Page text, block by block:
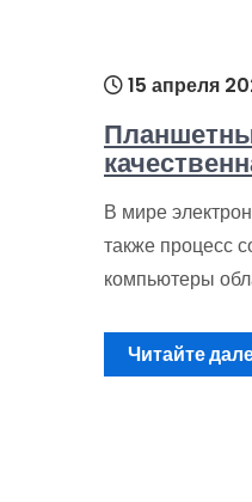
15 апреля
В мире
также процесс
компьютеры
Читайте